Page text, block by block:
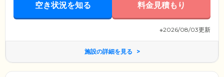
空き状況を知る 料金見積もり
※2026/08/03更新
施設の詳細を見る